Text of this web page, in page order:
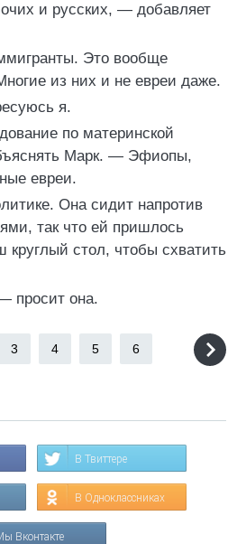
и русских, — добавляет
Это вообще
из них и не евреи даже.
я.
по материнской
Марк. — Эфиопы,
евреи.
Она сидит напротив
так что ей пришлось
круглый стол, чтобы схватить
просит она.
3 4 5 6
В Твиттере
В Одноклассниках
Вконтакте